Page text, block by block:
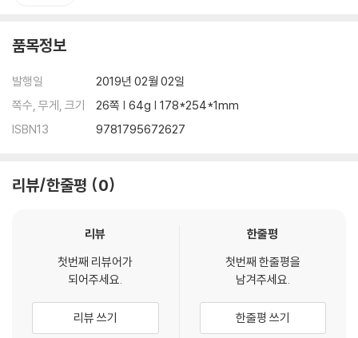
품목정보
발행일
2019년 02월 02일
쪽수, 무게, 크기
26쪽 | 64g | 178*254*1mm
ISBN13
9781795672627
리뷰/한줄평 0
리뷰
첫번째 리뷰어가
되어주세요.
리뷰 쓰기
한줄평
첫번째 한줄평을
남겨주세요.
한줄평 쓰기